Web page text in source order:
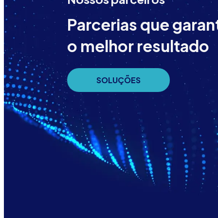
Parcerias que
o melhor resultado
SOLUÇÕES